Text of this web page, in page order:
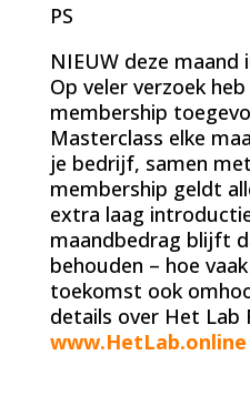
PS
NIEUW deze maand
Op veler verzoek
membership
Masterclass elke
je bedrijf, samen
membership geldt
extra laag
maandbedrag blijft
behouden – hoe
toekomst ook
details over Het Lab
www.HetLab.online